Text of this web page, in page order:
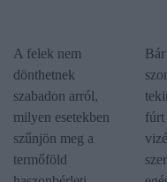
A felek nem
dönthetnek
szabadon arról,
milyen esetekben
szűnjön meg a
termőföld
fúrt